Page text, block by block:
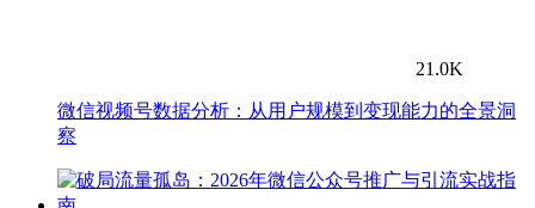
21.0K
微信视频号数据分析：从用户规模到变现能力的全景洞
察